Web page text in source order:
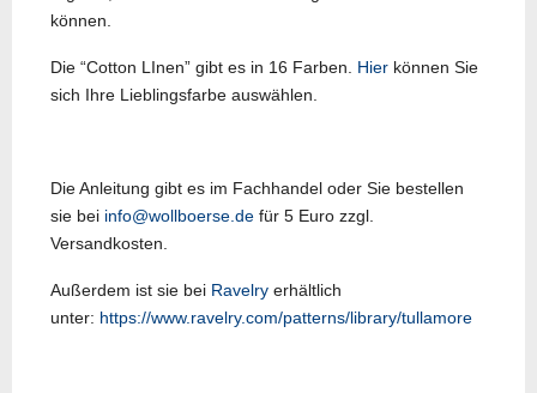
können.
Die “Cotton LInen” gibt es in 16 Farben. Hier können Sie
sich Ihre Lieblingsfarbe auswählen.
Die Anleitung gibt es im Fachhandel oder Sie bestellen
sie bei info@wollboerse.de für 5 Euro zzgl.
Versandkosten.
Außerdem ist sie bei Ravelry erhältlich
unter: https://www.ravelry.com/patterns/library/tullamore